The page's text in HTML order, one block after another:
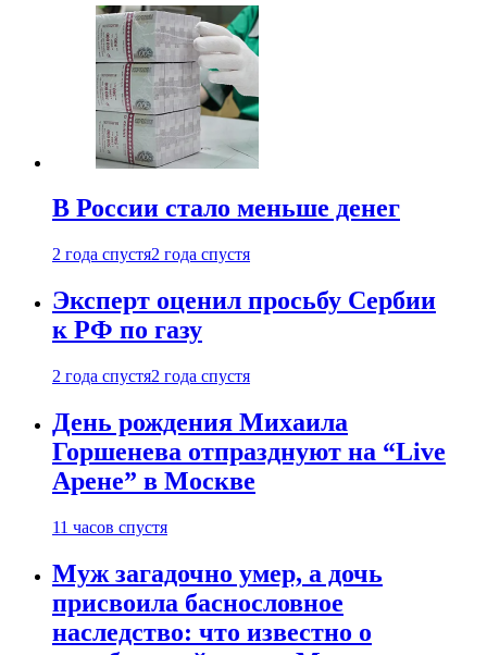
В России стало меньше денег
2 года спустя2 года спустя
Эксперт оценил просьбу Сербии
к РФ по газу
2 года спустя2 года спустя
День рождения Михаила
Горшенева отпразднуют на “Live
Арене” в Москве
11 часов спустя
Муж загадочно умер, а дочь
присвоила баснословное
наследство: что известно о